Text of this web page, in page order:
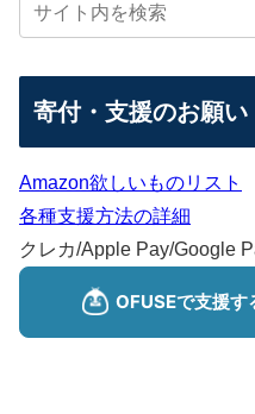
寄付・支援のお願い
Amazon欲しいものリスト
各種支援方法の詳細
クレカ/Apple Pay/Google